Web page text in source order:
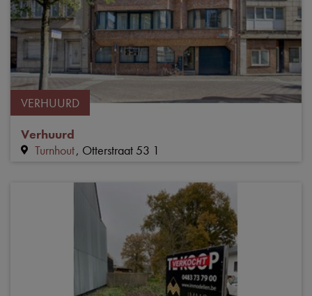
VERHUURD
Verhuurd
Turnhout Otterstraat 53 1